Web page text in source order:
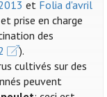
et Folia d'avril
prise en charge
des
).
cultivés sur des
peuvent